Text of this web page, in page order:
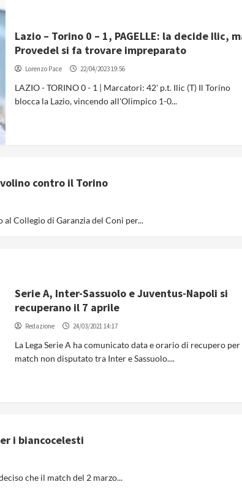
Lazio – Torino 0 – 1, PAGELLE: la decide Ilic,
Provedel si fa trovare impreparato
Lorenzo Pace 22/04/2023 19:56
LAZIO - TORINO 0 - 1 | Marcatori: 42' p.t. Ilic (T) Il Torino
blocca la Lazio, vincendo all'Olimpico 1-0...
contro il Torino
Collegio di Garanzia del Coni per...
Serie A, Inter-Sassuolo e Juventus-Napoli si
recuperano il 7 aprile
Redazione 24/03/2021 14:17
La Lega Serie A ha comunicato data e orario di recupero per
match non disputato tra Inter e Sassuolo....
i biancocelesti
che il match del 2 marzo...